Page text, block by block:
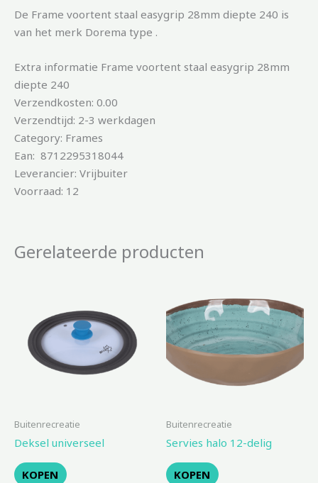
De Frame voortent staal easygrip 28mm diepte 240 is
van het merk Dorema type .
Extra informatie Frame voortent staal easygrip 28mm
diepte 240
Verzendkosten: 0.00
Verzendtijd: 2-3 werkdagen
Category: Frames
Ean: 8712295318044
Leverancier: Vrijbuiter
Voorraad: 12
Gerelateerde producten
Buitenrecreatie
Deksel universeel
KOPEN
Buitenrecreatie
Servies halo 12-delig
KOPEN